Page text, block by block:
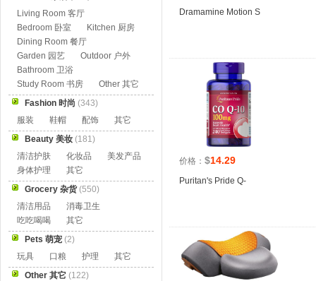
Dramamine Motion S
价格： $14.29
Puritan's Pride Q-
Living Room 客厅
Bedroom 卧室
Kitchen 厨房
Dining Room 餐厅
Garden 园艺
Outdoor 户外
Bathroom 卫浴
Study Room 书房
Other 其它
Fashion 时尚 (343)
服装
鞋帽 配饰
其它
Beauty 美妆 (181)
清洁护肤
化妆品
美发产品
身体护理
其它
Grocery 杂货(550)
清洁用品
消毒卫生
吃吃喝喝
其它
Pets 萌宠 (2)
玩具
口粮 护理
其它
Other 其它 (122)